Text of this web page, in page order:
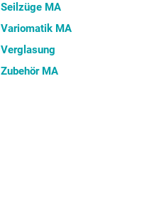
Seilzüge MA
Variomatik MA
Verglasung
Zubehör MA